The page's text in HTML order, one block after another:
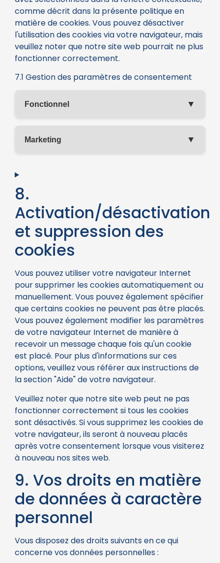
comme décrit dans la présente politique en
matière de cookies. Vous pouvez désactiver
l'utilisation des cookies via votre navigateur, mais
veuillez noter que notre site web pourrait ne plus
fonctionner correctement.
7.1 Gestion des paramètres de consentement
Fonctionnel ▼
Marketing ▼
8.
Activation/désactivation
et suppression des
cookies
Vous pouvez utiliser votre navigateur Internet
pour supprimer les cookies automatiquement ou
manuellement. Vous pouvez également spécifier
que certains cookies ne peuvent pas être placés.
Vous pouvez également modifier les paramètres
de votre navigateur Internet de manière à
recevoir un message chaque fois qu'un cookie
est placé. Pour plus d'informations sur ces
options, veuillez vous référer aux instructions de
la section "Aide" de votre navigateur.
Veuillez noter que notre site web peut ne pas
fonctionner correctement si tous les cookies
sont désactivés. Si vous supprimez les cookies de
votre navigateur, ils seront à nouveau placés
après votre consentement lorsque vous visiterez
à nouveau nos sites web.
9. Vos droits en matière
de données à caractère
personnel
Vous disposez des droits suivants en ce qui
concerne vos données personnelles :